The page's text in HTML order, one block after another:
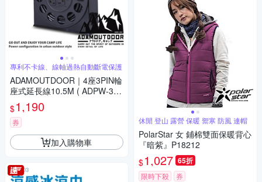
專利不卡線、線軸過熱自動斷電保護
ADAMOUTDOOR｜4座3PIN輪
座式延長線10.5M ( ADPW-341
105MBK ) 黑
$1,190
券
加入購物車
休閒 登山 露營 保暖 禦寒 防風 連帽
PolarStar 女 鋪棉雙面保暖背心
『暗紫』P18212
$1,027 65折
限時下殺 券